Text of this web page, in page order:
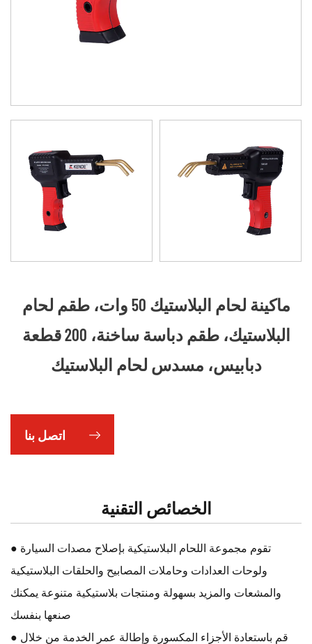
ماكينة لحام البلاستيك 50 وات، طقم لحام
البلاستيك، طقم دباسة ساخنة، 200 قطعة
دبابيس، مسدس لحام البلاستيك
اتصل بنا
الخصائص التقنية
● تقوم مجموعة اللحام البلاستيكية بإصلاح مصدات السيارة
ولوحات العدادات وحاملات المصابيح والحلقات البلاستيكية
والمشعات والمزيد بسهولة ومنتجات بلاستيكية متنوعة يمكنك
صنعها بنفسك
● قم باستعادة الأجزاء المكسورة وإطالة عمر الخدمة من خلال